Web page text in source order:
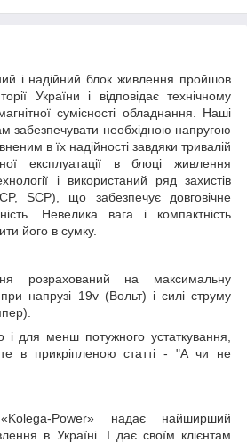
і надійний блок живлення пройшов
України і відповідає технічному
сумісності обладнання. Наші
забезпечувати необхідною напругою
в їх надійності завдяки тривалій
експлуатації в блоці живлення
і використаний ряд захистів
SCP), що забезпечує довговічне
Невелика вага і компактність
його в сумку.
розрахований на максимальну
при напрузі 19v(Вольт) і силі струму
і для менш потужного устаткування,
в прикріпленою статті - "А чи не
«Kolega-Power» надає найширший
в Україні. І дає своїм клієнтам